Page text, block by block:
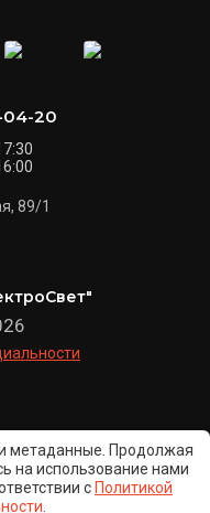
метаданные. Продолжая
на использование нами
с Политикой
04-20
89/1